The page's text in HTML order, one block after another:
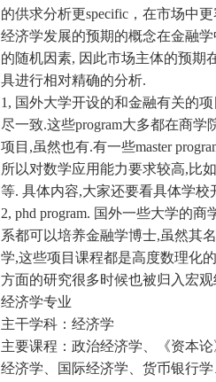
的供求分析更specific，在市场中
经济学发展的预期的概念在金融
的随机因素, 因此市场主体的预期
具进行相对精确的分析.
1, 国外大学开设的和金融有关的
尽一致.这些program大多都在商
项目,虽然也有.有一些master
所以对数学应用能力要求较高,比
等. 具体内容,大家还要看具体学
2, phd program. 国外一些大学的
系都可以培养金融学博士,虽然其
学,这些项目课程都是高度数理化
方面的研究很多时候也被归入宏
经济学专业
主干学科：经济学
主要课程：政治经济学、《资本
经济学、国际经济学、货币银行